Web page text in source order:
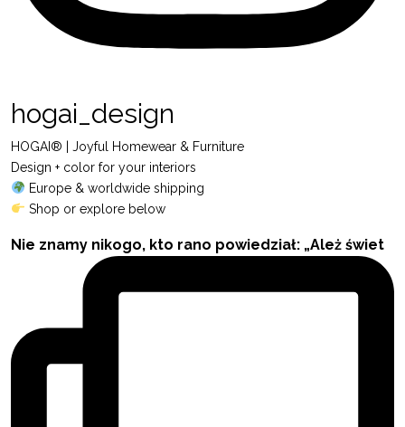
hogai_design
HOGAI® | Joyful Homewear & Furniture
Design + color for your interiors
Europe & worldwide shipping
Shop or explore below
Nie znamy nikogo, kto rano powiedział: „Ależ świet